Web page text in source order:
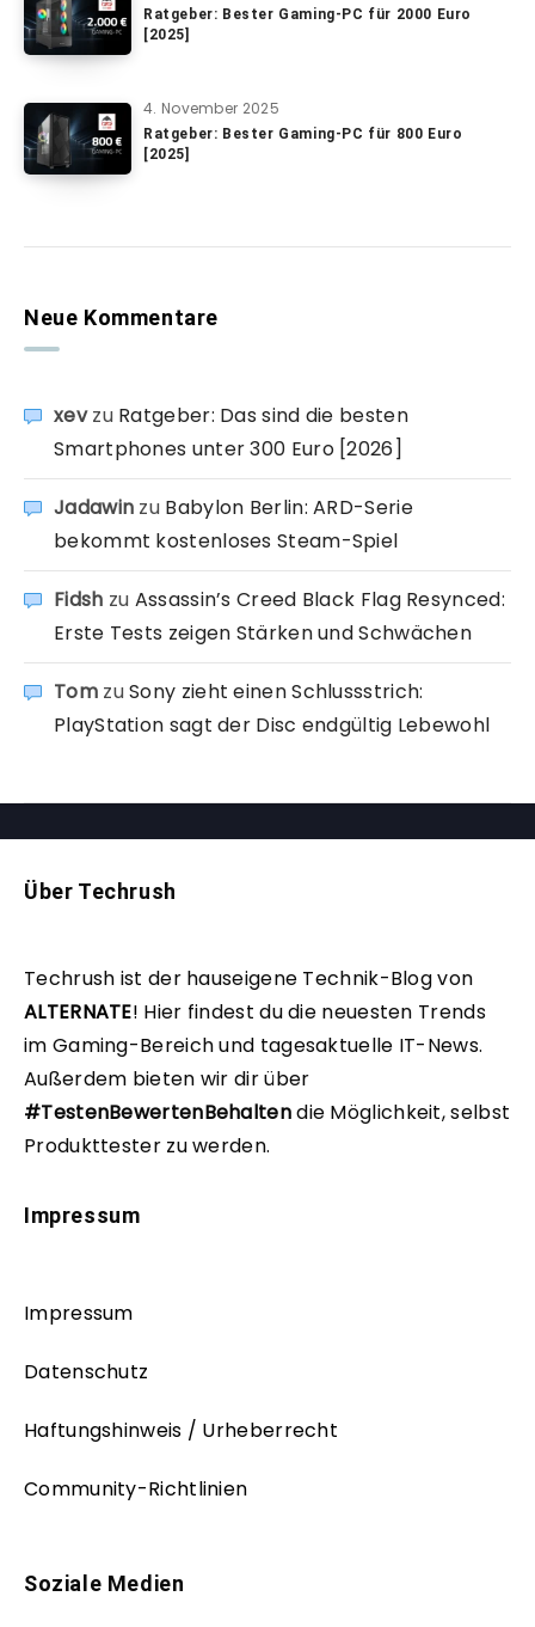
Ratgeber: Bester Gaming-PC für 2000 Euro
[2025]
4. November 2025
Ratgeber: Bester Gaming-PC für 800 Euro
[2025]
Neue Kommentare
xevzu Ratgeber: Das sind die besten
Smartphones unter 300 Euro [2026]
Jadawin zu Babylon Berlin: ARD-Serie
bekommt kostenloses Steam-Spiel
Fidsh zu Assassin’s Creed Black Flag Resynced:
Erste Tests zeigen Stärken und Schwächen
TomzuSony zieht einen Schlussstrich:
PlayStation sagt der Disc endgültig Lebewohl
Über Techrush
Techrush ist der hauseigene Technik-Blog von
ALTERNATE! Hier findest du die neuesten Trends
im Gaming-Bereich und tagesaktuelle IT-News.
Außerdem bieten wir dir über
#TestenBewertenBehaltendie Möglichkeit, selbst
Produkttester zu werden.
Impressum
Impressum
Datenschutz
Haftungshinweis / Urheberrecht
Community-Richtlinien
Soziale Medien